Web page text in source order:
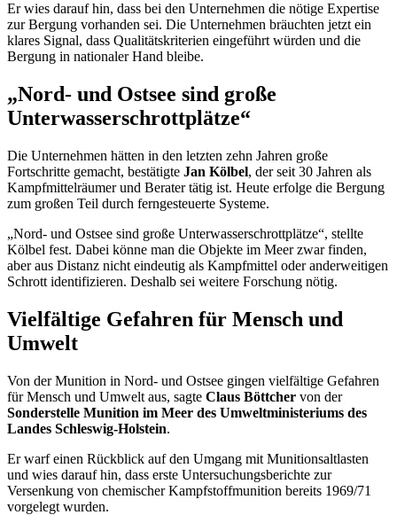
Er wies darauf hin, dass bei den Unternehmen die nötige Expertise
zur Bergung vorhanden sei. Die Unternehmen bräuchten jetzt ein
klares Signal, dass Qualitätskriterien eingeführt würden und die
Bergung in nationaler Hand bleibe.
„Nord- und Ostsee sind große
Unterwasserschrottplätze“
Die Unternehmen hätten in den letzten zehn Jahren große
Fortschritte gemacht, bestätigte Jan Kölbel, der seit 30 Jahren als
Kampfmittelräumer und Berater tätig ist. Heute erfolge die Bergung
zum großen Teil durch ferngesteuerte Systeme.
„Nord- und Ostsee sind große Unterwasserschrottplätze“, stellte
Kölbel fest. Dabei könne man die Objekte im Meer zwar finden,
aber aus Distanz nicht eindeutig als Kampfmittel oder anderweitigen
Schrott identifizieren. Deshalb sei weitere Forschung nötig.
Vielfältige Gefahren für Mensch und
Umwelt
Von der Munition in Nord- und Ostsee gingen vielfältige Gefahren
für Mensch und Umwelt aus, sagte Claus Böttcher von der
Sonderstelle Munition im Meer des Umweltministeriums des
Landes Schleswig-Holstein.
Er warf einen Rückblick auf den Umgang mit Munitionsaltlasten
und wies darauf hin, dass erste Untersuchungsberichte zur
Versenkung von chemischer Kampfstoffmunition bereits 1969/71
vorgelegt wurden.